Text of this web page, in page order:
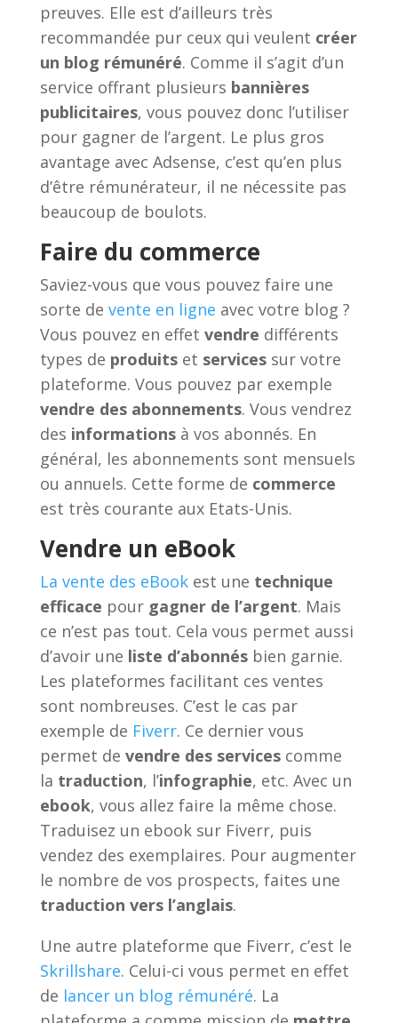
preuves. Elle est d’ailleurs très
recommandée pur ceux qui veulent créer
un blog rémunéré. Comme il s’agit d’un
service offrant plusieurs bannières
publicitaires, vous pouvez donc l’utiliser
pour gagner de l’argent. Le plus gros
avantage avec Adsense, c’est qu’en plus
d’être rémunérateur, il ne nécessite pas
beaucoup de boulots.
Faire du commerce
Saviez-vous que vous pouvez faire une
sorte de vente en ligne avec votre blog ?
Vous pouvez en effet vendre différents
types de produitset servicessur votre
plateforme. Vous pouvez par exemple
vendre des abonnements. Vous vendrez
des informationsà vos abonnés. En
général, les abonnements sont mensuels
ou annuels. Cette forme de commerce
est très courante aux Etats-Unis.
Vendre un eBook
La vente des eBookest une technique
efficace pour gagner de l’argent. Mais
ce n’est pas tout. Cela vous permet aussi
d’avoir une liste d’abonnésbien garnie.
Les plateformes facilitant ces ventes
sont nombreuses. C’est le cas par
exemple de Fiverr. Ce dernier vous
permet de vendre des servicescomme
la traduction, l’infographie, etc. Avec un
ebook, vous allez faire la même chose.
Traduisez un ebook sur Fiverr, puis
vendez des exemplaires. Pour augmenter
le nombre de vos prospects, faites une
traduction vers l’anglais.
Une autre plateforme que Fiverr, c’est le
Skrillshare. Celui-ci vous permet en effet
de lancer un blog rémunéré. La